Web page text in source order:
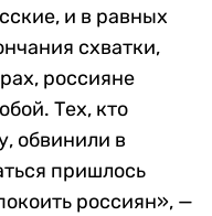
и в равных
схватки,
россияне
Тех, кто
обвинили в
пришлось
россиян», —